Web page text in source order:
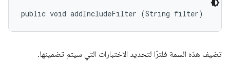
public void addIncludeFilter (String filter)
تضيف هذه السمة فلترًا لتحديد الاختبارات التي سيتم تضمينها.